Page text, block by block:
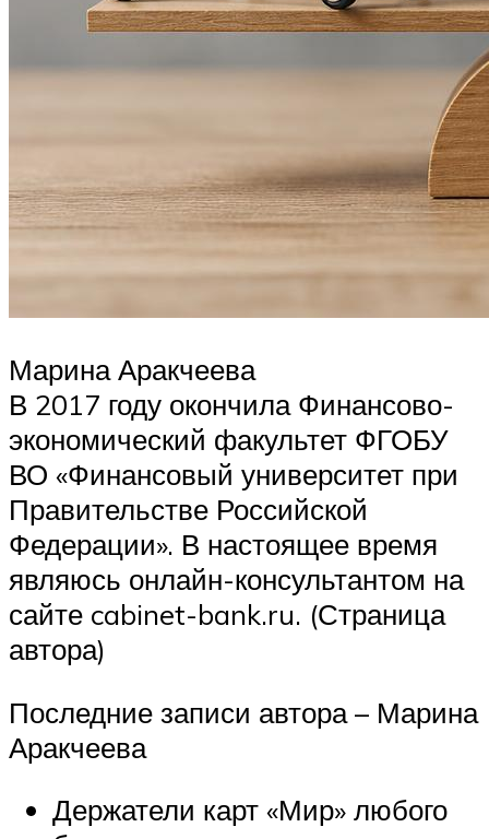
Марина Аракчеева
В 2017 году окончила Финансово-
экономический факультет ФГОБУ
ВО «Финансовый университет при
Правительстве Российской
Федерации». В настоящее время
являюсь онлайн-консультантом на
сайте cabinet-bank.ru. (Страница
автора)
Последние записи автора – Марина
Аракчеева
Держатели карт «Мир» любого